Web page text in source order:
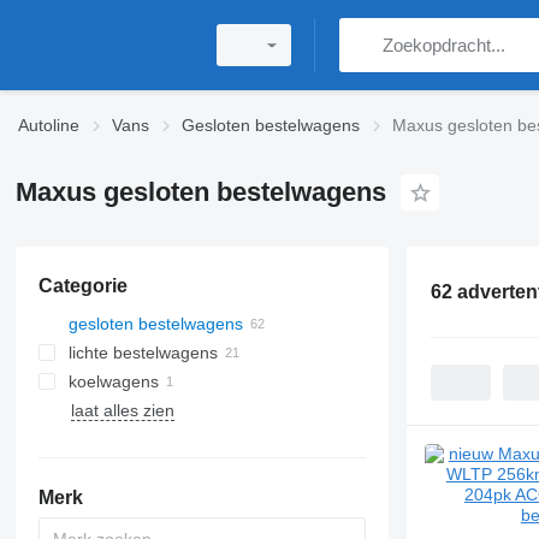
Autoline Vans Gesloten bestelwagens Maxus gesloten
Maxus gesloten bestelwagens
Categorie
gesloten bestelwagens
lichte bestelwagens
koelwagens
laat alles zien
Merk
62